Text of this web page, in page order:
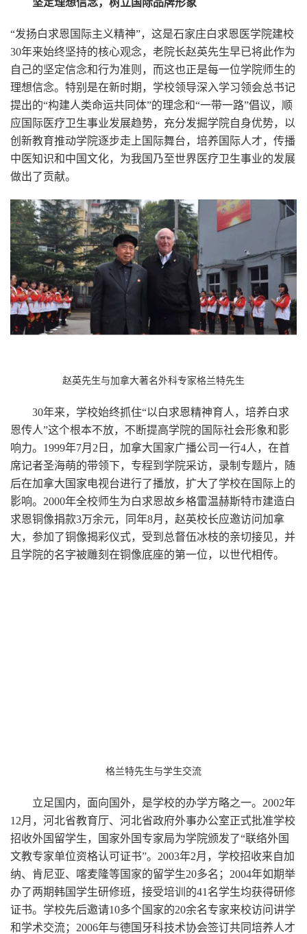
坚定理想信念，树立国际品牌形象
“发扬白求恩国际主义精神”，这是石家庄白求恩医学院建校
30年来始终坚持的核心观念，老院长赵英先生早已将此作为
自己的坚定信念和行为准则，而这也正是每一位学院师生的
理想信念。特别是在新时期，学校领导深入学习领会总书记
提出的“构建人类命运共同体”的理念和“一带一路”倡议，顺
应国际医疗卫生事业发展趋势，充分发掘学院自身优势，以
创新教育推动学院逐步走上国际舞台，培养国际人才，传播
中医知识和中国文化，为我国乃至世界医疗卫生事业的发展
做出了贡献。
赵英先生与加拿大著名外科专家格兰特先生
30年来，学校始终抓住“以白求恩精神育人，培养白求
恩传人”这个根本不放，不断提高学院的国际社会形象和影
响力。1999年7月2日，加拿大国家广播公司一行4人，在首
席记者圣海萌的带领下，专程到学院采访，录制专题片，随
后在加拿大国家电视台进行了播放，扩大了学校在国际上的
影响。2000年全校师生为白求恩故乡格雷温赫斯特市建造白
求恩铜像捐款3万余元，同年8月，赵英校长应邀访问加拿
大，参加了铜像揭彩仪式，受到总督伍冰枝的亲切接见，并
且学院的名字被雕刻在铜像底座的第一位，以世代相传。
格兰特先生与学生交流
立足国内，面向国外，是学校的办学方略之一。2002年
12月，河北省教育厅、河北省政府外事办公室正式批准学校
招收外国留学生，国家外国专家局为学院颁发了“联络外国
文教专家单位资格认可证书”。2003年2月，学校招收来自加
纳、肯尼亚、喀麦隆等国家的留学生20多名；2004年如期举
办了两期韩国学生研修班，接受培训的41名学生均获得研修
证书。学校先后邀请10多个国家的20余名专家来校访问讲学
和学术交流；2006年与德国牙科技术协会签订共同培养人才